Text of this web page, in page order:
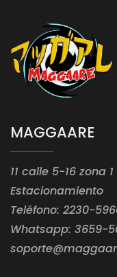
MAGGAARE
11 calle 5-16 zona
Estacionamiento
Teléfono: 2230-
Whatsapp: 3659-